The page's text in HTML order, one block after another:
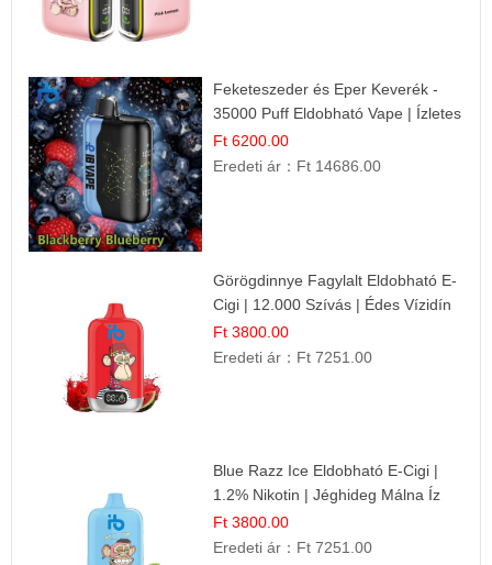
Feketeszeder és Eper Keverék -
35000 Puff Eldobható Vape | Ízletes
Gyümölcsökombináció!
Ft 6200.00
Eredeti ár： Ft 14686.00
Görögdinnye Fagylalt Eldobható E-
Cigi | 12.000 Szívás | Édes Vízidín
Íz
Ft 3800.00
Eredeti ár： Ft 7251.00
Blue Razz Ice Eldobható E-Cigi |
1.2% Nikotin | Jéghideg Málna Íz
Ft 3800.00
Eredeti ár： Ft 7251.00